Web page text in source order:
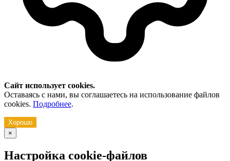
Сайт использует cookies.
Оставаясь с нами, вы соглашаетесь на использование файлов
cookies. Подробнее.
Хорошо
×
Настройка cookie-файлов